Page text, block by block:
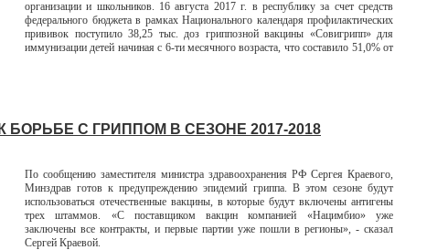
организации и школьников. 16 августа 2017 г. в республику за счет средств
федерального бюджета в рамках Национального календаря профилактических
прививок поступило 38,25 тыс. доз гриппозной вакцины «Совигрипп» для
иммунизации детей начиная с 6-ти месячного возраста, что составило 51,0% от
БОРЬБЕ С ГРИППОМ В СЕЗОНЕ 2017-2018
По сообщению заместителя министра здравоохранения РФ Сергея Краевого,
Минздрав готов к предупреждению эпидемий гриппа. В этом сезоне будут
использоваться отечественные вакцины, в которые будут включены антигены
трех штаммов. «С поставщиком вакцин компанией «Нацимбио» уже
заключены все контракты, и первые партии уже пошли в регионы», - сказал
Сергей Краевой.